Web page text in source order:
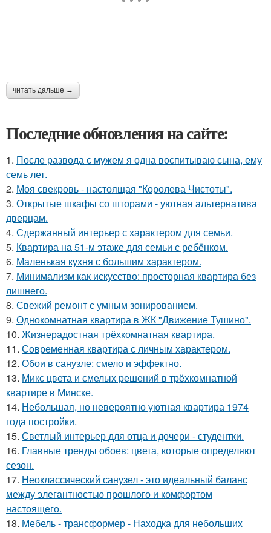
читать дальше →
Последние обновления на сайте:
1. После развода с мужем я одна воспитываю сына, ему
семь лет.
2. Моя свекровь - настоящая "Королева Чистоты".
3. Открытые шкафы со шторами - уютная альтернатива
дверцам.
4. Сдержанный интерьер с характером для семьи.
5. Квартира на 51-м этаже для семьи с ребёнком.
6. Маленькая кухня с большим характером.
7. Минимализм как искусство: просторная квартира без
лишнего.
8. Свежий ремонт с умным зонированием.
9. Однокомнатная квартира в ЖК "Движение Тушино".
10. Жизнерадостная трёхкомнатная квартира.
11. Современная квартира с личным характером.
12. Обои в санузле: смело и эффектно.
13. Микс цвета и смелых решений в трёхкомнатной
квартире в Минске.
14. Небольшая, но невероятно уютная квартира 1974
года постройки.
15. Светлый интерьер для отца и дочери - студентки.
16. Главные тренды обоев: цвета, которые определяют
сезон.
17. Неоклассический санузел - это идеальный баланс
между элегантностью прошлого и комфортом
настоящего.
18. Мебель - трансформер - Находка для небольших